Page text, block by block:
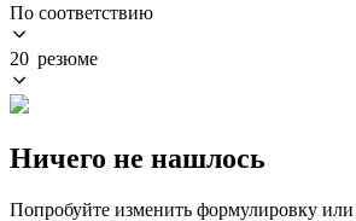
По соответствию
20 резюме
Ничего не нашлось
Попробуйте изменить формулировку